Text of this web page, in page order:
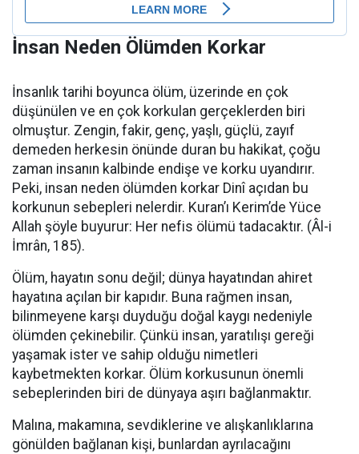
İnsan Neden Ölümden Korkar
İnsanlık tarihi boyunca ölüm, üzerinde en çok
düşünülen ve en çok korkulan gerçeklerden biri
olmuştur. Zengin, fakir, genç, yaşlı, güçlü, zayıf
demeden herkesin önünde duran bu hakikat, çoğu
zaman insanın kalbinde endişe ve korku uyandırır.
Peki, insan neden ölümden korkar Dinî açıdan bu
korkunun sebepleri nelerdir. Kuran’ı Kerim’de Yüce
Allah şöyle buyurur: Her nefis ölümü tadacaktır. (Âl-i
İmrân, 185).
Ölüm, hayatın sonu değil; dünya hayatından ahiret
hayatına açılan bir kapıdır. Buna rağmen insan,
bilinmeyene karşı duyduğu doğal kaygı nedeniyle
ölümden çekinebilir. Çünkü insan, yaratılışı gereği
yaşamak ister ve sahip olduğu nimetleri
kaybetmekten korkar. Ölüm korkusunun önemli
sebeplerinden biri de dünyaya aşırı bağlanmaktır.
Malına, makamına, sevdiklerine ve alışkanlıklarına
gönülden bağlanan kişi, bunlardan ayrılacağını